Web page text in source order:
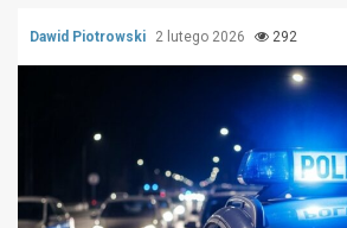
Dawid Piotrowski 2 lutego 2026 292